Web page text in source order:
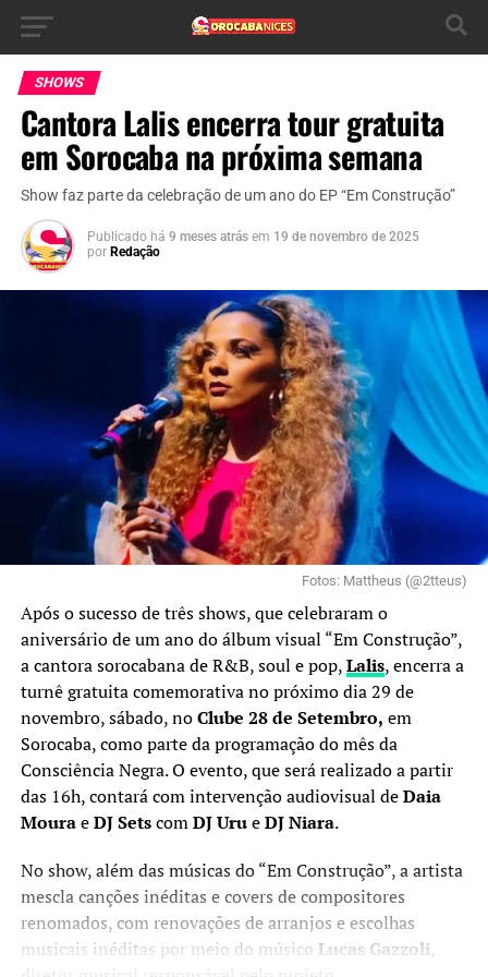
SHOWS
Cantora Lalis encerra tour gratuita
em Sorocaba na próxima semana
Show faz parte da celebração de um ano do EP “Em Construção”
Publicado há 9 meses atrás em 19 de novembro de 2025
por Redação
Fotos: Mattheus (@2tteus)
Após o sucesso de três shows, que celebraram o
aniversário de um ano do álbum visual “Em Construção”,
a cantora sorocabana de R&B, soul e pop,Lalis, encerra a
turnê gratuita comemorativa no próximo dia 29 de
novembro, sábado, noClube 28 de Setembro, em
Sorocaba, como parte da programação do mês da
Consciência Negra. O evento, que será realizado a partir
das 16h, contará com intervenção audiovisual deDaia
MouraeDJ SetscomDJ UrueDJ Niara.
No show, além das músicas do “Em Construção”, a artista
mescla canções inéditas e covers de compositores
renomados, com renovações de arranjos e escolhas
musicais inéditas por meio do músico Lucas Gazzoli,